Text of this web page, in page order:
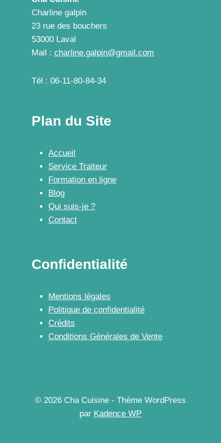
Charline galpin
23 rue des bouchers
53000 Laval
Mail : charline.galpin@gmail.com
Tél : 06-11-80-84-34
Plan du Site
Accueil
Service Traiteur
Formation en ligne
Blog
Qui suis-je ?
Contact
Confidentialité
Mentions légales
Politique de confidentialité
Crédits
Conditions Générales de Vente
© 2026 Cha Cuisine - Thème WordPress
par Kadence WP